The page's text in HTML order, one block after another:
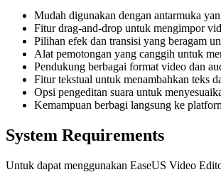
Mudah digunakan dengan antarmuka
Fitur drag-and-drop untuk mengimpor
Pilihan efek dan transisi yang beragam
Alat pemotongan yang canggih untuk
Pendukung berbagai format video dan
Fitur tekstual untuk menambahkan teks
Opsi pengeditan suara untuk
Kemampuan berbagi langsung ke
System Requirements
Untuk dapat menggunakan EaseUS Video